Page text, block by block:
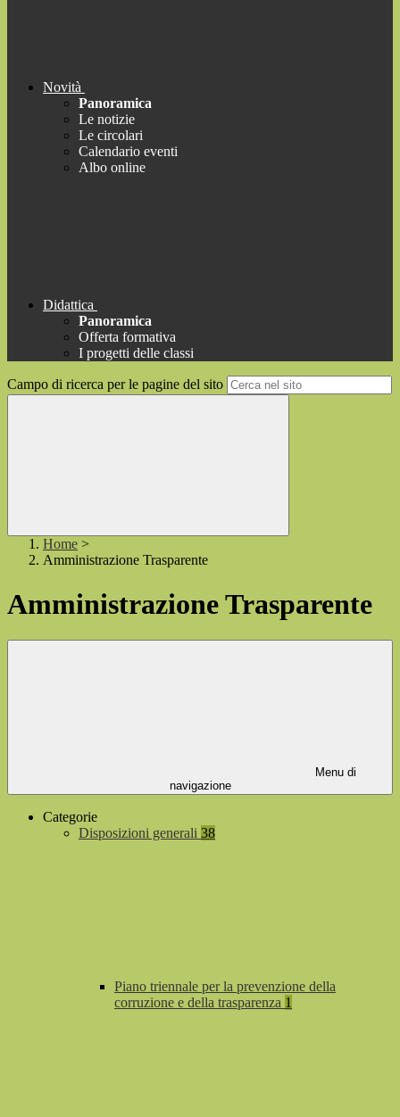
Novità
Panoramica
Le notizie
Le circolari
Calendario eventi
Albo online
Didattica
Panoramica
Offerta formativa
I progetti delle classi
Campo di ricerca per le pagine del sito
Home >
Amministrazione Trasparente
Amministrazione Trasparente
Menu di
navigazione
Categorie
Disposizioni generali 38
Piano triennale per la prevenzione della
corruzione e della trasparenza 1